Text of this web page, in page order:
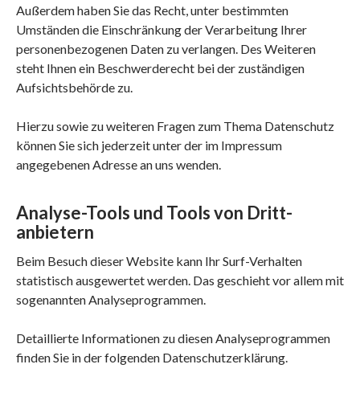
Außerdem haben Sie das Recht, unter bestimmten
Umständen die Einschränkung der Verarbeitung Ihrer
personenbezogenen Daten zu verlangen. Des Weiteren
steht Ihnen ein Beschwerderecht bei der zuständigen
Aufsichtsbehörde zu.
Hierzu sowie zu weiteren Fragen zum Thema Datenschutz
können Sie sich jederzeit unter der im Impressum
angegebenen Adresse an uns wenden.
Analyse-Tools und Tools von Dritt­
anbietern
Beim Besuch dieser Website kann Ihr Surf-Verhalten
statistisch ausgewertet werden. Das geschieht vor allem mit
sogenannten Analyseprogrammen.
Detaillierte Informationen zu diesen Analyseprogrammen
finden Sie in der folgenden Datenschutzerklärung.